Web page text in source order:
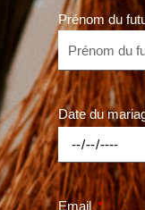
Prénom du
Date du
Email